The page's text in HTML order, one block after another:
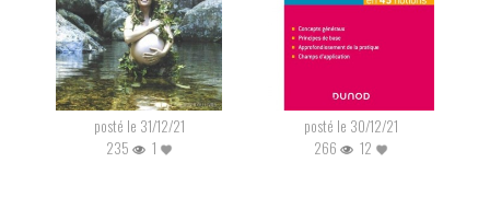
posté le 31/12/21
235
1
posté le 30/12/21
266
12